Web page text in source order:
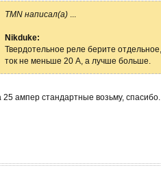
TMN написал(а)
Nikduke:
Твердотельное реле берите
ток не меньше 20 А, а лучше больше.
25 ампер стандартные возьму, спасибо.